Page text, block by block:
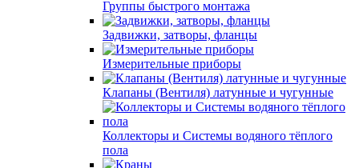
Группы быстрого монтажа
Задвижки, затворы, фланцы
Измерительные приборы
Клапаны (Вентиля) латунные и чугунные
Коллекторы и Системы водяного тёплого
пола